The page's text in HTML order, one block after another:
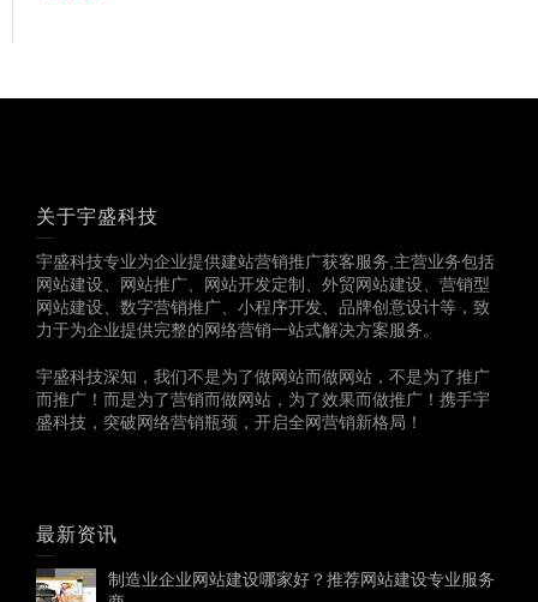
关于宇盛科技
宇盛科技专业为企业提供建站营销推广获客服务,主营业务包括
网站建设、网站推广、网站开发定制、外贸网站建设、营销型
网站建设、数字营销推广、小程序开发、品牌创意设计等，致
力于为企业提供完整的网络营销一站式解决方案服务。
宇盛科技深知，我们不是为了做网站而做网站，不是为了推广
而推广！而是为了营销而做网站，为了效果而做推广！携手宇
盛科技，突破网络营销瓶颈，开启全网营销新格局！
最新资讯
制造业企业网站建设哪家好？推荐网站建设专业服务